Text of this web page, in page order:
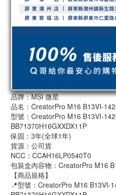
品牌：MSI 微星
品名：CreatorPro M16 B13VI-
型號：CreatorPro M16 B13VI-
BB71370H16GXXDX11P
保固：3年(全球1年)
貨源：公司貨
NCC：CCAH16LP0540T0
包裝盒內容物：CreatorPro M16
【商品規格】
📍型號：CreatorPro M16 B13VI-